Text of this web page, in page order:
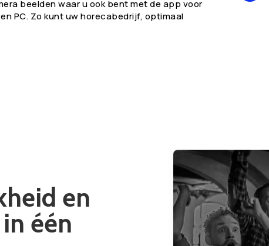
beelden waar u ook bent met de app voor
PC. Zo kunt uw horecabedrijf, optimaal
en
één